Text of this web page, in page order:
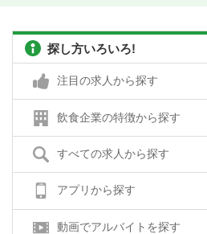
探し方いろいろ!
注目の求人から探す
飲食企業の特徴から探す
すべての求人から探す
アプリから探す
動画でアルバイトを探す